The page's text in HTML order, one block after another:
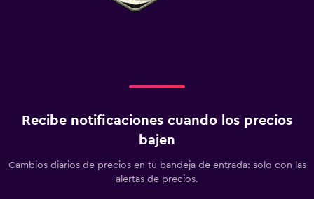
Recibe notificaciones cuando los precios
bajen
Cambios diarios de precios en tu bandeja de entrada: solo con las
alertas de precios.